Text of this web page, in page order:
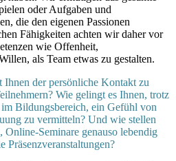
oder Aufgaben und
die den eigenen Passionen
Fähigkeiten achten wir daher vor
wie Offenheit,
als Team etwas zu gestalten.
der persönliche Kontakt zu
Wie gelingt es Ihnen, trotz
Bildungsbereich, ein Gefühl von
zu vermitteln? Und wie stellen
Online-Seminare genauso lebendig
Präsenzveranstaltungen?